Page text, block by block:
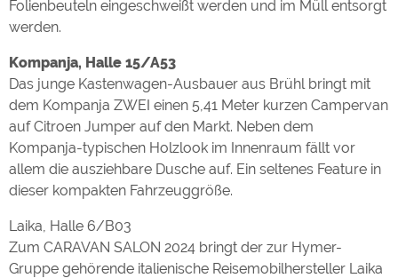
Folienbeuteln eingeschweißt werden und im Müll entsorgt
werden.
Kompanja, Halle 15/A53
Das junge Kastenwagen-Ausbauer aus Brühl bringt mit
dem Kompanja ZWEI einen 5,41 Meter kurzen Campervan
auf Citroen Jumper auf den Markt. Neben dem
Kompanja-typischen Holzlook im Innenraum fällt vor
allem die ausziehbare Dusche auf. Ein seltenes Feature in
dieser kompakten Fahrzeuggröße.
Laika, Halle 6/B03
Zum CARAVAN SALON 2024 bringt der zur Hymer-
Gruppe gehörende italienische Reisemobilhersteller Laika